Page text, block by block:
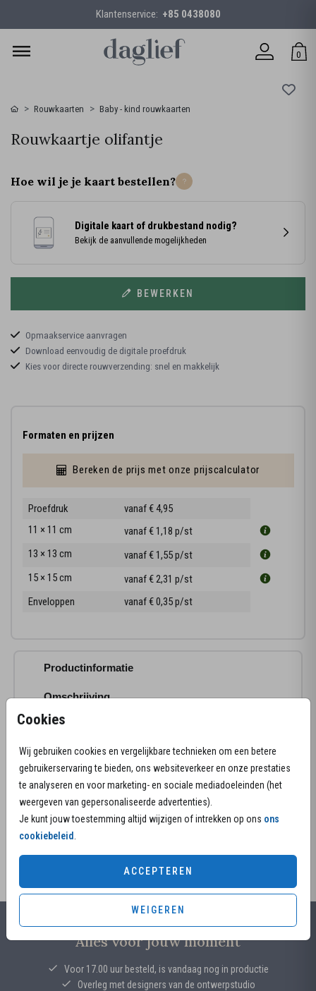
Klantenservice: +85 0438080
0
Cookies
Wij gebruiken cookies en vergelijkbare technieken om een betere
gebruikerservaring te bieden, ons websiteverkeer en onze prestaties
te analyseren en voor marketing- en sociale mediadoeleinden (het
weergeven van gepersonaliseerde advertenties).
Je kunt jouw toestemming altijd wijzigen of intrekken op ons ons
cookiebeleid.
ACCEPTEREN
WEIGEREN
Rouwkaarten Baby - kind rouwkaarten
Rouwkaartje olifantje
Hoe wil je je kaart bestellen?
Digitale kaart of drukbestand nodig?
Bekijk de aanvullende mogelijkheden
BEWERKEN
Opmaakservice aanvragen
Download eenvoudig de digitale proefdruk
Kies voor directe rouwverzending: snel en makkelijk
Formaten en prijzen
Bereken de prijs met onze prijscalculator
Proefdruk
vanaf € 4,95
11 × 11 cm
vanaf € 1,18 p/st
13 × 13 cm
vanaf € 1,55p/st
15 × 15 cm
vanaf € 2,31 p/st
Enveloppen
vanaf € 0,35p/st
Productinformatie
Omschrijving
Hoe lief is dit prachtige rouwkaartje in een warme
alleen... helaas was hij nog niet klaar voor de wereld.
Jullie wel voor hem en dat betekent dat hij een
plekje heeft in jullie hart.
Advies van de makers:
• Envelopkleur zand met gouden inlay past mooi bij
Wil je het kaartje in een ander formaat? Heb je nog
Alles voor jouw moment
Voor 17.00 uur besteld, is vandaag nog in productie
Overleg met designers van de ontwerpstudio